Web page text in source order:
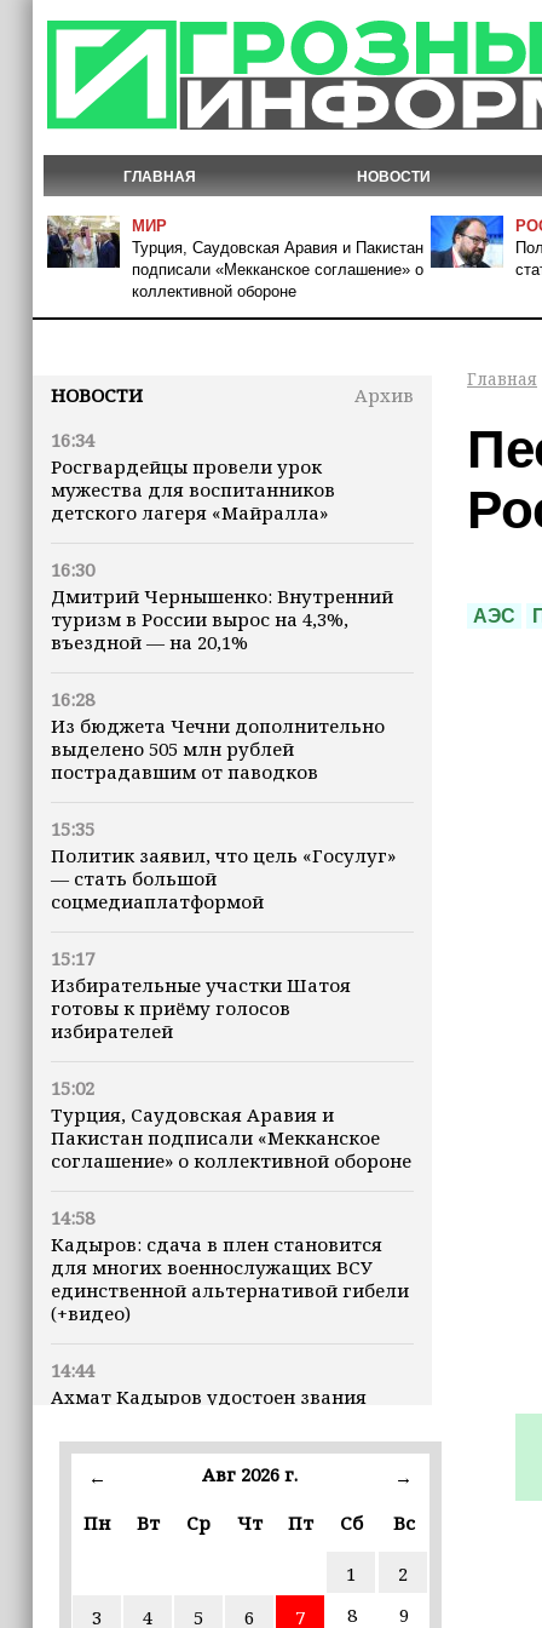
ГЛАВНАЯ НОВОСТИ
МИР
Турция, Саудовская Аравия и Пакистан
подписали «Мекканское соглашение» о
коллективной обороне
НОВОСТИ
Архив
16:34
Росгвардейцы провели урок
мужества для воспитанников
детского лагеря «Майралла»
16:30
Дмитрий Чернышенко: Внутренний
туризм в России вырос на 4,3%,
въездной — на 20,1%
16:28
Из бюджета Чечни дополнительно
выделено 505 млн рублей
пострадавшим от паводков
15:35
Политик заявил, что цель «Госулуг»
— стать большой
соцмедиаплатформой
15:17
Избирательные участки Шатоя
готовы к приёму голосов
избирателей
15:02
Турция, Саудовская Аравия и
Пакистан подписали «Мекканское
соглашение» о коллективной обороне
14:58
Кадыров: сдача в плен становится
для многих военнослужащих ВСУ
единственной альтернативой гибели
(+видео)
14:44
Ахмат Кадыров удостоен звания
13:50
разработчикам разрабатывать
12:49
← Авг 2026 г.
→
Пн
Вт Ср Чт Пт Сб Вс
1
2
3
4 5 6 7 8
9
Главная
АЭС